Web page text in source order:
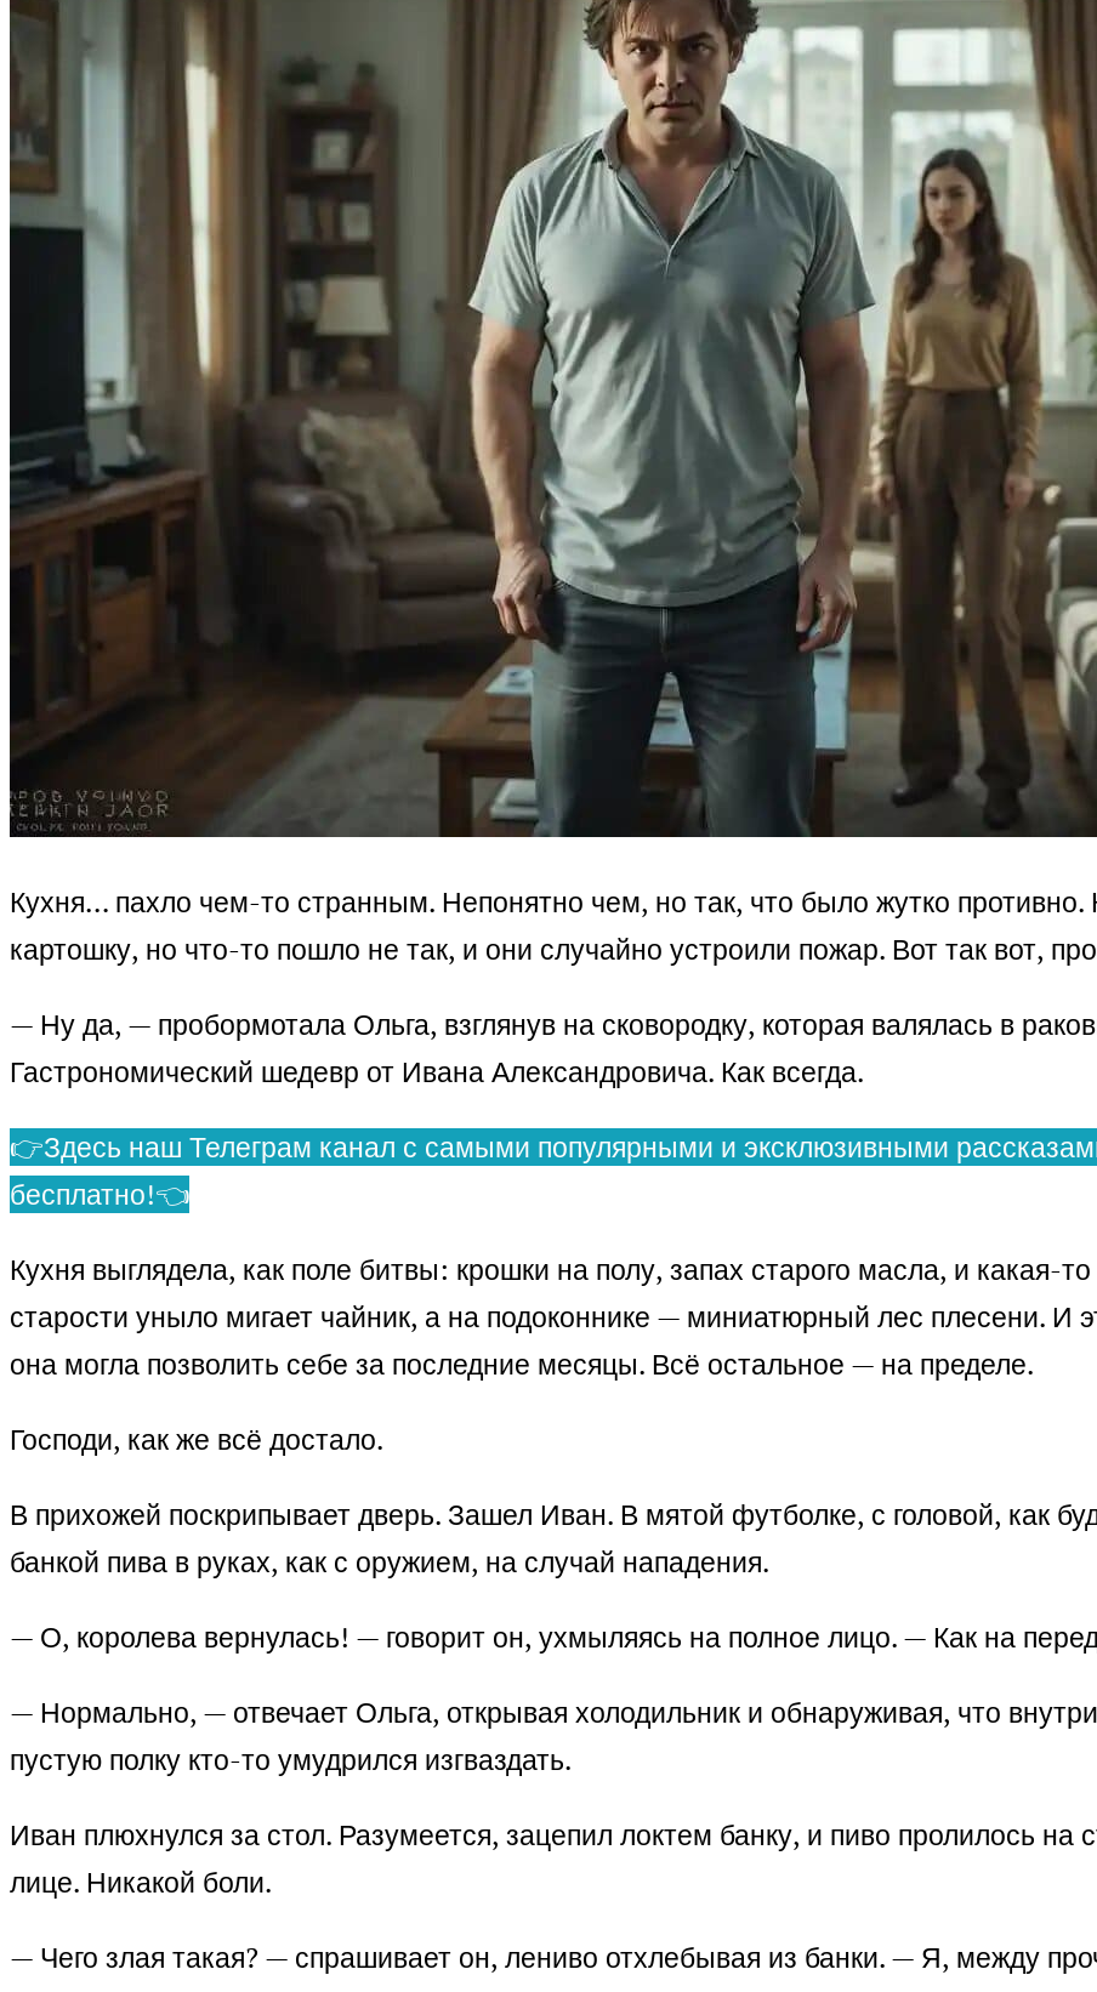
Кухня… пахло чем-то странным. Непонятно чем, но так, что было жутко
картошку, но что-то пошло не так, и они случайно устроили пожар. Вот так вот,
— Ну да, — пробормотала Ольга, взглянув на сковородку, которая валялась в
Гастрономический шедевр от Ивана Александровича. Как всегда.
👉Здесь наш Телеграм канал с самыми популярными и эксклюзивными
бесплатно!👈
Кухня выглядела, как поле битвы: крошки на полу, запах старого масла, и какая-то
старости уныло мигает чайник, а на подоконнике — миниатюрный лес плесени. И
она могла позволить себе за последние месяцы. Всё остальное — на пределе.
Господи, как же всё достало.
В прихожей поскрипывает дверь. Зашел Иван. В мятой футболке, с головой, как
банкой пива в руках, как с оружием, на случай нападения.
— О, королева вернулась! — говорит он, ухмыляясь на полное лицо. — Как на
— Нормально, — отвечает Ольга, открывая холодильник и обнаруживая, что
пустую полку кто-то умудрился изгваздать.
Иван плюхнулся за стол. Разумеется, зацепил локтем банку, и пиво пролилось на
лице. Никакой боли.
— Чего злая такая? — спрашивает он, лениво отхлебывая из банки. — Я, между